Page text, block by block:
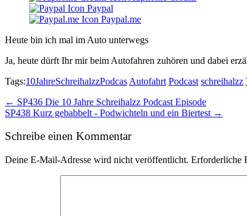
Paypal
Paypal.me
Heute bin ich mal im Auto unterwegs
Ja, heute dürft Ihr mir beim Autofahren zuhören und dabei
Tags:10JahreSchreihalzzPodcas Autofahrt Podcast schreihalzz
Post
navigation
← SP436 Die 10 Jahre Schreihalzz Podcast Episode
SP438 Kurz gebabbelt - Podwichteln und ein Biertest →
Schreibe einen Kommentar
Deine E-Mail-Adresse wird nicht veröffentlicht. Erforderliche